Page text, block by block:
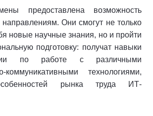
предоставлена возможность
Они смогут не только
новые научные знания, но и пройти
подготовку: получат навыки
по работе с различными
коммуникативными технологиями,
рынка труда ИТ-